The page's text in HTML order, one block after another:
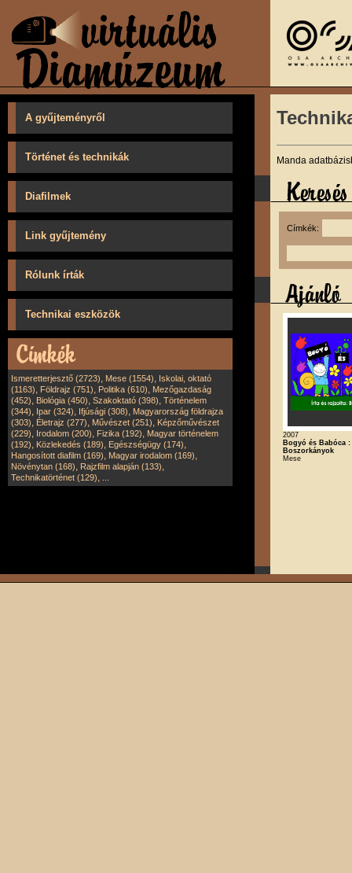
A gyűjteményről
Történet és technikák
Diafilmek
Link gyűjtemény
Rólunk írták
Technikai eszközök
Ismeretterjesztő (2723), Mese (1554), Iskolai, oktató
(1163), Földrajz (751), Politika (610), Mezőgazdaság
(452), Biológia (450), Szakoktató (398), Történelem
(344), Ipar (324), Ifjúsági (308), Magyarország földrajza
(303), Életrajz (277), Művészet (251), Képzőművészet
(229), Irodalom (200), Fizika (192), Magyar történelem
(192), Közlekedés (189), Egészségügy (174),
Hangosított diafilm (169), Magyar irodalom (169),
Növénytan (168), Rajzfilm alapján (133),
Technikatörténet (129),
Manda
Címkék:
2007
Bogyó és Babóca :
Boszorkányok
Mese